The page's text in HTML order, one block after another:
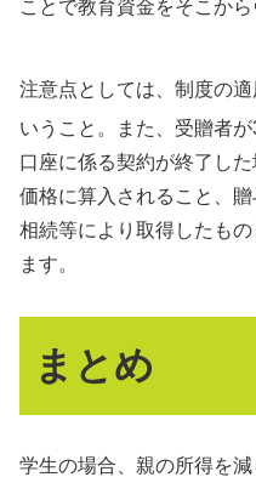
ことで教育資金をそこから
注意点としては、制度の
いうこと。また、受贈者
口座に係る契約が終了し
価格に算入されること、
相続等により取得したも
ます。
まとめ
学生の場合、親の所得を